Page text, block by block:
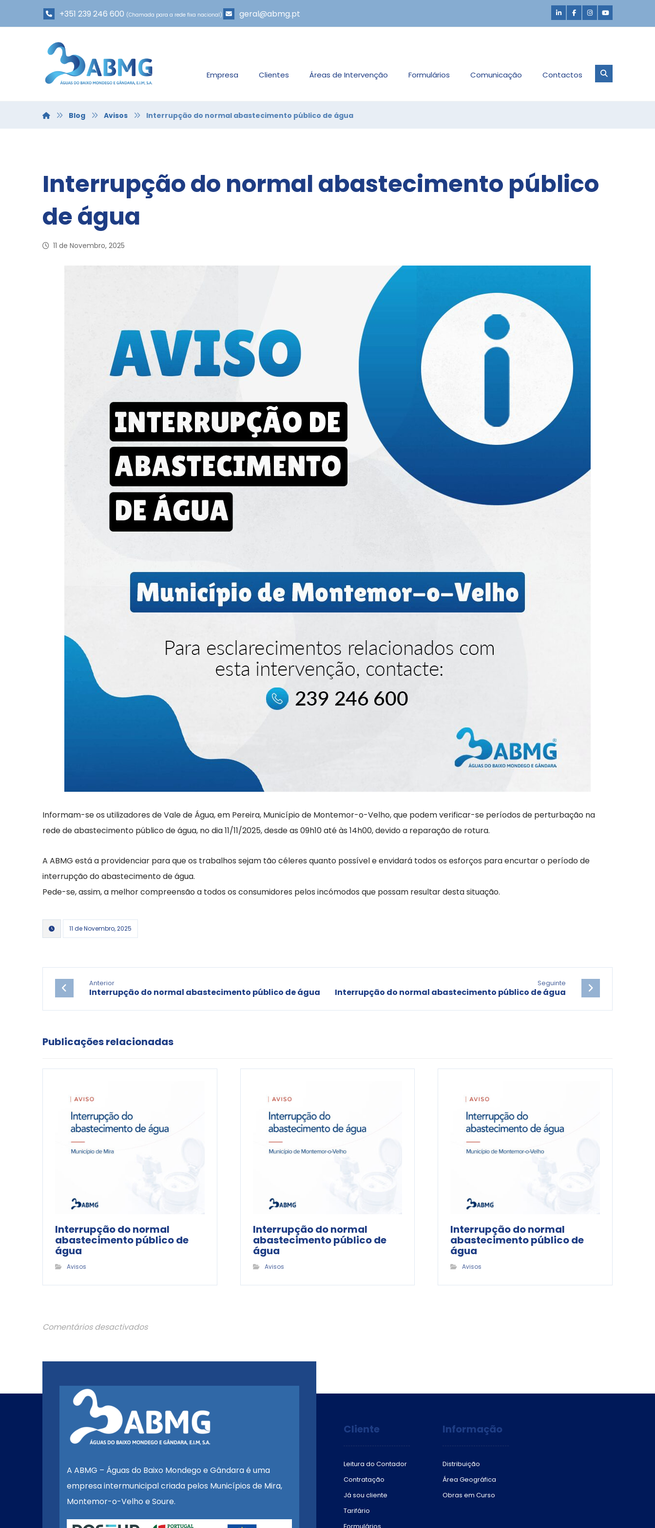
+351 239 246 600 (Chamada para a rede fixa nacional) geral@abmg.pt
Empresa Clientes Áreas de Intervenção Formulários Comunicação Contactos
Blog Avisos Interrupção do normal abastecimento público de água
Interrupção do normal abastecimento público
de água
11 de Novembro, 2025
Informam-se os utilizadores de Vale de Água, em Pereira, Município de Montemor-o-Velho, que podem verificar-se períodos de perturbação na
rede de abastecimento público de água, no dia 11/11/2025, desde as 09h10 até às 14h00, devido a reparação de rotura.
A ABMG está a providenciar para que os trabalhos sejam tão céleres quanto possível e envidará todos os esforços para encurtar o período de
interrupção do abastecimento de água.
Pede-se, assim, a melhor compreensão a todos os consumidores pelos incómodos que possam resultar desta situação.
11 de Novembro, 2025
Anterior
Interrupção do normal abastecimento público de água
Seguinte
Interrupção do normal abastecimento público de água
Publicações relacionadas
Interrupção do normal
abastecimento público de
água
Avisos
Interrupção do normal
abastecimento público de
água
Avisos
Interrupção do normal
abastecimento público de
água
Avisos
Comentários desactivados
A ABMG – Águas do Baixo Mondego e Gândara é uma
empresa intermunicipal criada pelos Municípios de Mira,
Montemor-o-Velho e Soure.
Cliente
Leitura do Contador
Contratação
Já sou cliente
Tarifário
Formulários
Informação
Distribuição
Área Geográfica
Obras em Curso